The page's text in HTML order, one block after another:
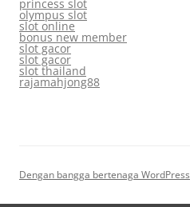
princess slot
olympus slot
slot online
bonus new member
slot gacor
slot gacor
slot thailand
rajamahjong88
Dengan bangga bertenaga WordPress